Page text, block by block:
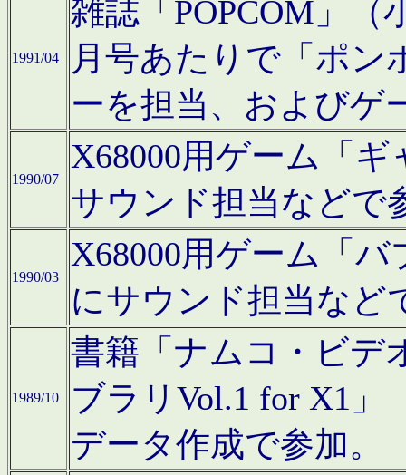
1991/04
雑誌「POPCOM」（
月号あたりで「ポン
ーを担当、およびゲ
1990/07
X68000用ゲーム「
サウンド担当などで
1990/03
X68000用ゲーム「
にサウンド担当など
1989/10
書籍「ナムコ・ビデ
ブラリVol.1 for X1」
データ作成で参加。